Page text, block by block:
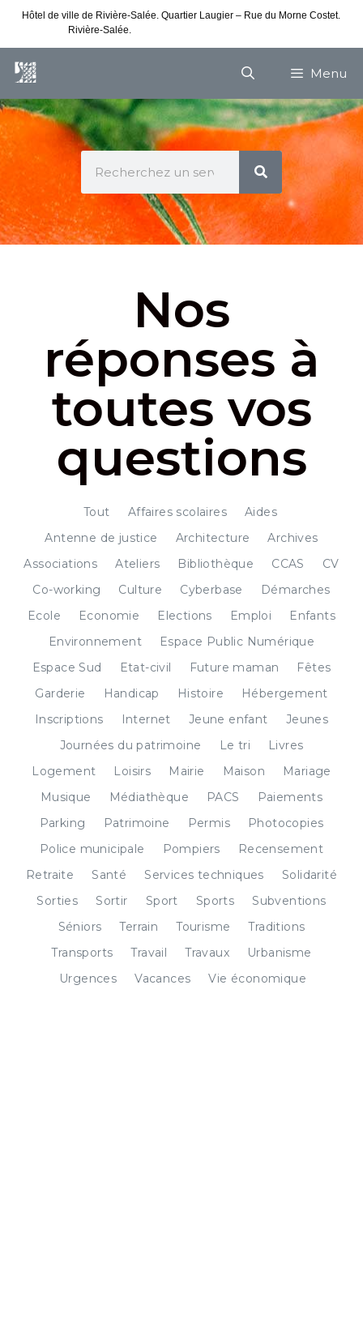
Hôtel de ville de Rivière-Salée. Quartier Laugier – Rue du Morne Costet.
Rivière-Salée.
Menu
Nos
réponses à
toutes vos
questions
Tout Affaires scolaires
Aides
Antenne de justice
Architecture
Archives
Associations
Ateliers Bibliothèque CCAS
CV
Co-working
Culture Cyberbase
Démarches
Ecole
Economie Elections Emploi
Enfants
Environnement
Espace Public Numérique
Espace Sud
Etat-civil Future maman
Fêtes
Garderie
Handicap Histoire
Hébergement
Inscriptions
Internet Jeune enfant
Jeunes
Journées du patrimoine
Le tri
Livres
Logement
Loisirs Mairie Maison
Mariage
Musique
Médiathèque PACS
Paiements
Parking
Patrimoine Permis
Photocopies
Police municipale
Pompiers
Recensement
Retraite
Santé Services techniques
Solidarité
Sorties
Sortir Sport Sports
Subventions
Séniors
Terrain Tourisme
Traditions
Transports
Travail Travaux
Urbanisme
Urgences
Vacances Vie économique